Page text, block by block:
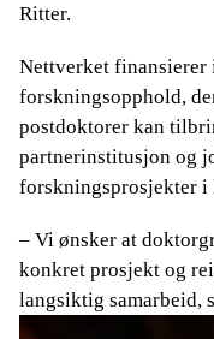
Ritter.
Nettverket
forskningsopphold,
postdoktorer kan
partnerinstitusjon og
forskningsprosjekter i
– Vi ønsker at
konkret prosjekt og
langsiktig samarbeid,